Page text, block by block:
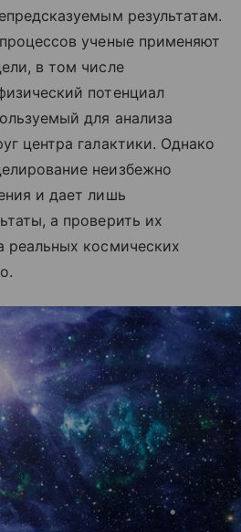
результатам.
ученые применяют
в том числе
потенциал
для анализа
центра галактики. Однако
неизбежно
и дает лишь
а проверить их
реальных космических